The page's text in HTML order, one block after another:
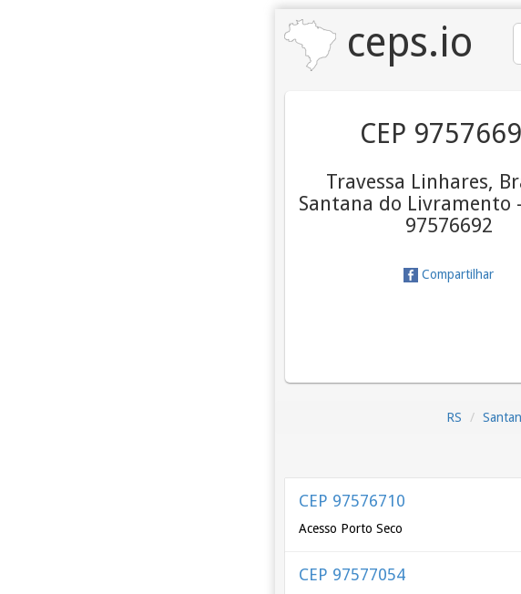
ceps.io
CEP
Travessa Linhares,
Santana do Livramento -
97576692
Compartilhar
RS
CEP 97576710
Acesso Porto Seco
CEP 97577054